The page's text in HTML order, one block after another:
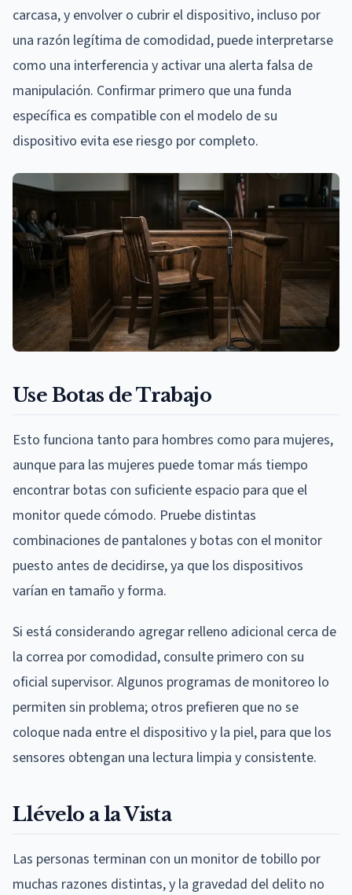
carcasa, y envolver o cubrir el dispositivo, incluso por
una razón legítima de comodidad, puede interpretarse
como una interferencia y activar una alerta falsa de
manipulación. Confirmar primero que una funda
específica es compatible con el modelo de su
dispositivo evita ese riesgo por completo.
Use Botas de Trabajo
Esto funciona tanto para hombres como para mujeres,
aunque para las mujeres puede tomar más tiempo
encontrar botas con suficiente espacio para que el
monitor quede cómodo. Pruebe distintas
combinaciones de pantalones y botas con el monitor
puesto antes de decidirse, ya que los dispositivos
varían en tamaño y forma.
Si está considerando agregar relleno adicional cerca de
la correa por comodidad, consulte primero con su
oficial supervisor. Algunos programas de monitoreo lo
permiten sin problema; otros prefieren que no se
coloque nada entre el dispositivo y la piel, para que los
sensores obtengan una lectura limpia y consistente.
Llévelo a la Vista
Las personas terminan con un monitor de tobillo por
muchas razones distintas, y la gravedad del delito no